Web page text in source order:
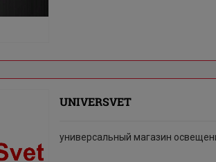
UNIVERSVET
универсальный магазин